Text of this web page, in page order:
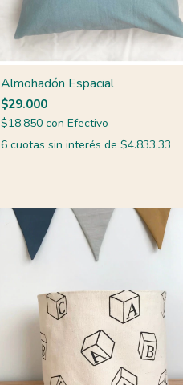
Almohadón Espacial
$29.000
$18.850 con Efectivo
6 cuotas sin interés de $4.833,33